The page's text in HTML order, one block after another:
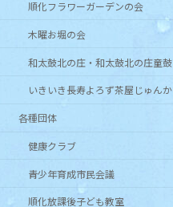
順化フラワーガーデンの会
木曜お堀の会
和太鼓北の庄・和太鼓北の庄童鼓
いきいき長寿よろず茶屋じゅんか
各種団体
健康クラブ
青少年育成市民会議
順化放課後子ども教室